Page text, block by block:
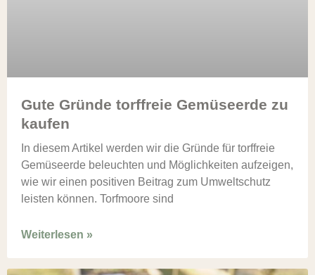
Gute Gründe torffreie Gemüseerde zu
kaufen
In diesem Artikel werden wir die Gründe für torffreie
Gemüseerde beleuchten und Möglichkeiten aufzeigen,
wie wir einen positiven Beitrag zum Umweltschutz
leisten können. Torfmoore sind
Weiterlesen »